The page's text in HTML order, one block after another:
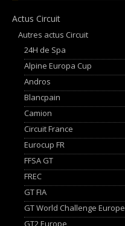
Actus Circuit
Autres actus Circuit
24H de Spa
Alpine Europa Cup
Andros
Blancpain
Camion
Circuit France
Eurocup FR
FFSA GT
FREC
GT FIA
GT World Challenge Europe
GT2 Europe